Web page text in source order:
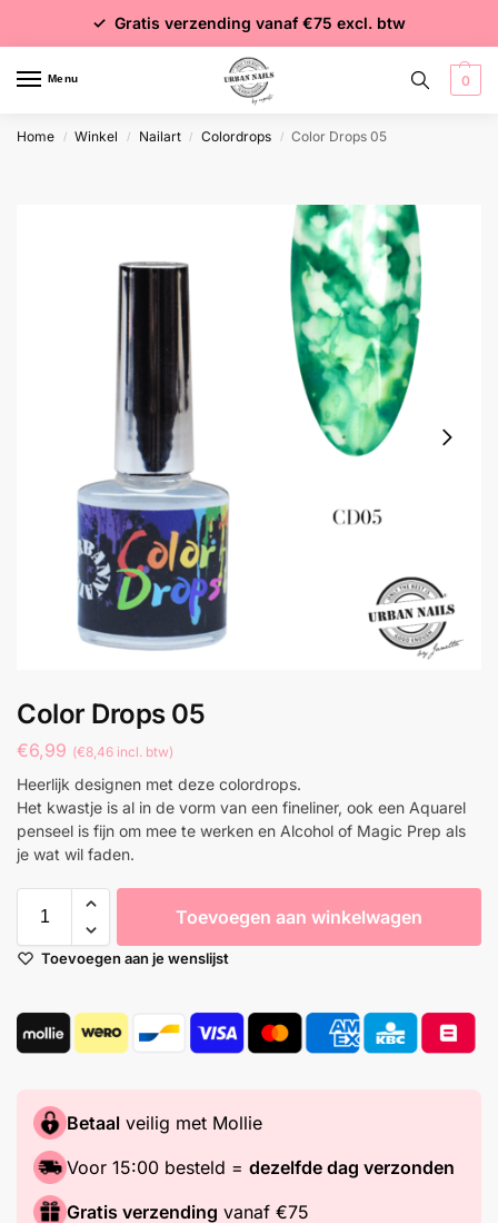
✓ Gratis verzending vanaf €75 excl. btw
✓ Voor 15:00 besteld = dezelfde dag verzonden
✓ Meer dan 4000 producten
Menu 0
Home / Winkel / Nailart / Colordrops / Color Drops 05
Color Drops 05
€6,99 (€8,46 incl. btw)
Heerlijk designen met deze colordrops.
Het kwastje is al in de vorm van een fineliner, ook een Aquarel
penseel is fijn om mee te werken en Alcohol of Magic Prep als
je wat wil faden.
Toevoegen aan winkelwagen
Toevoegen aan je wenslijst
Betaal veilig met Mollie
Voor 15:00 besteld = dezelfde dag verzonden
Gratis verzending vanaf €75